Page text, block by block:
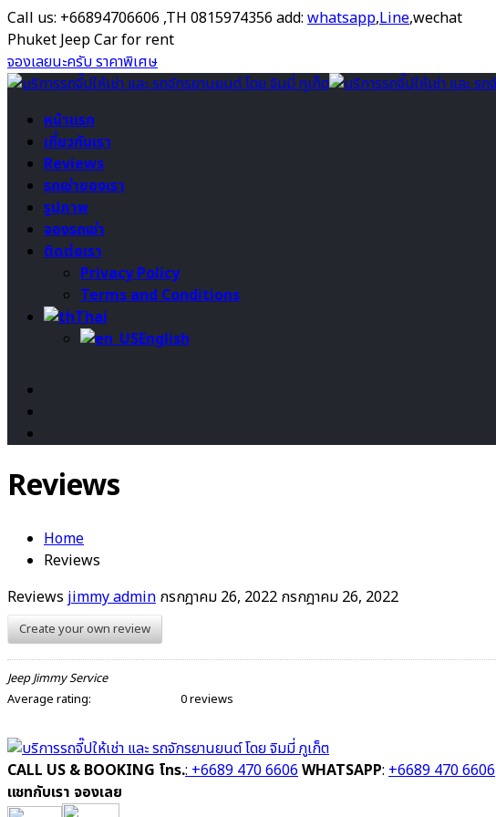
Call us: +66894706606 ,TH 0815974356 add: whatsapp,Line,wechat
Phuket Jeep Car for rent
จองเลยนะครับ ราคาพิเศษ
หน้าแรก
เกี่ยวกับเรา
Reviews
รถเช่าของเรา
รูปภาพ
จองรถเช่า
ติดต่อเรา
Privacy Policy
Terms and Conditions
Thai
English
Reviews
Home
Reviews
Reviews jimmy admin กรกฎาคม 26, 2022 กรกฎาคม 26, 2022
Create your own review
Jeep Jimmy Service
Average rating:
0 reviews
CALL US & BOOKING โทร.: +6689 470 6606WHATSAPP: +6689 470 6606
แชทกับเรา จองเลย